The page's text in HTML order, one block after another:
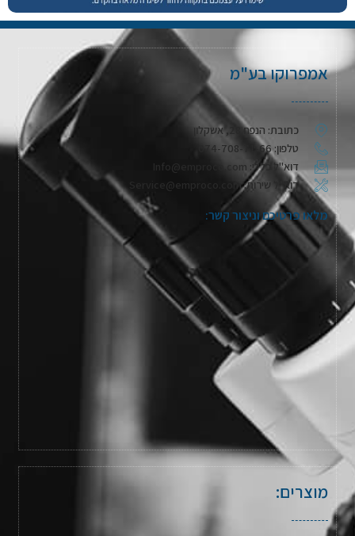
אמפרוקו בע"מ
כתובת: הנפח 28, אשקלון
טלפון: 074-708-71-66
דוא"ל כללי: Info@emproco.com
דוא"ל שירות: Service@emproco.com
מלאו פרטיכם וניצור קשר:
מוצרים: